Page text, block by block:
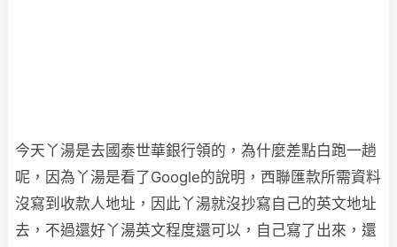
今天丫湯是去國泰世華銀行領的，為什麼差點白跑一趟
呢，因為丫湯是看了Google的說明，西聯匯款所需資料
沒寫到收款人地址，因此丫湯就沒抄寫自己的英文地址
去，不過還好丫湯英文程度還可以，自己寫了出來，還